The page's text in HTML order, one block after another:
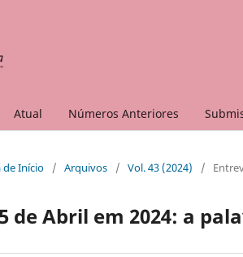
Atual Números Anteriores
de Início / Arquivos / Vol. 43 (2024) /
de Abril em 2024: a